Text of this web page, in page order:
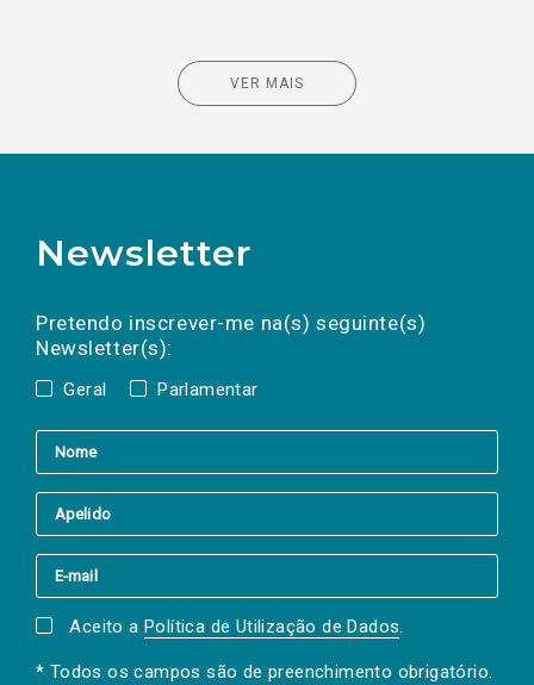
VER MAIS
Newsletter
Pretendo inscrever-me na(s) seguinte(s)
Newsletter(s):
Geral Parlamentar
a(s) newsletter(s).
mail
Aceito a Política de Utilização de Dados.
* Todos os campos são de preenchimento obrigatório.